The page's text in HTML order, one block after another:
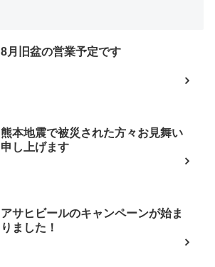
8月旧盆の営業予定です
熊本地震で被災された方々お見舞い
申し上げます
アサヒビールのキャンペーンが始ま
りました！